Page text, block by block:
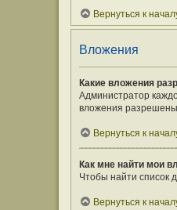
Вернуться к
Вложения
Какие вложения
Администратор
вложения
Вернуться к
Как мне найти мои
Чтобы найти список
Вернуться к